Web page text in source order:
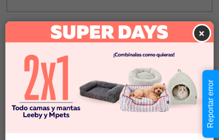
Descripción
- +
$2.490
En Stock
Añadir al carrito
×
Reportar error